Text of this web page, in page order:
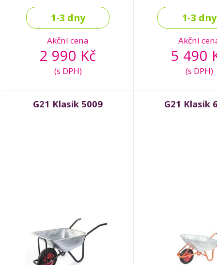
1-3 dny
Akční cena
2 990 Kč
(s DPH)
1-3 dny
Akční
5 490
(s DPH)
G21 Klasik 5009 G21 Klasik